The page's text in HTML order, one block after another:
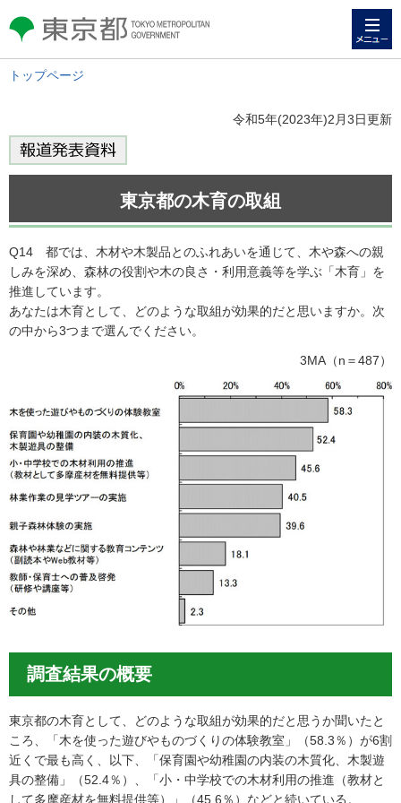
東京都 TOKYO METROPOLITAN
GOVERNMENT
トップページ
令和5年(2023年)2月3日更新
東京都の木育の取組
Q14 都では、木材や木製品とのふれあいを通じて、木や森への親
しみを深め、森林の役割や木の良さ・利用意義等を学ぶ「木育」を
推進しています。
あなたは木育として、どのような取組が効果的だと思いますか。次
の中から3つまで選んでください。
3MA（n＝487）
調査結果の概要
東京都の木育として、どのような取組が効果的だと思うか聞いたと
ころ、「木を使った遊びやものづくりの体験教室」（58.3％）が6割
近くで最も高く、以下、「保育園や幼稚園の内装の木質化、木製遊
具の整備」（52.4％）、「小・中学校での木材利用の推進（教材と
して多摩産材を無料提供等）」（45.6％）などと続いている。